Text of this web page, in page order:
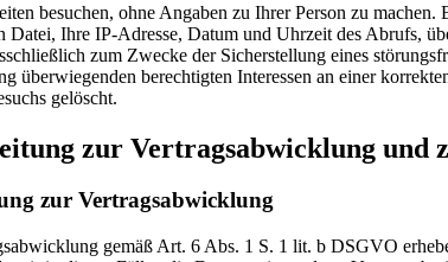
besuchen, ohne Angaben zu Ihrer Person zu
Datei, Ihre IP-Adresse, Datum und Uhrzeit des Abrufs,
zum Zwecke der Sicherstellung eines
überwiegenden berechtigten Interessen an einer
gelöscht.
zur Vertragsabwicklung und
zur Vertragsabwicklung
gemäß Art. 6 Abs. 1 S. 1 lit. b DSGVO